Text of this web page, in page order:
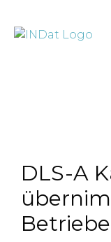
DLS-A
Betriebe